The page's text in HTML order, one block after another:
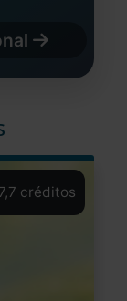
7,7 créditos